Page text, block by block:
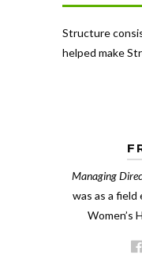
Structure
helped make
Managing
was as a field
Women’s